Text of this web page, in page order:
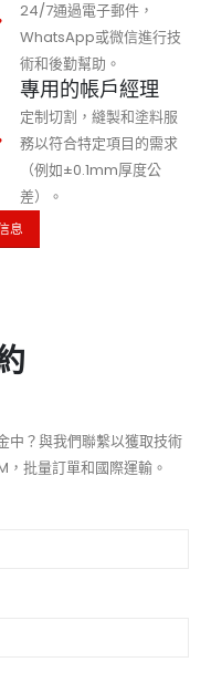
24/7通過電子郵件，
WhatsApp或微信進行技
術和後勤幫助。
專用的帳戶經理
定制切割，縫製和塗料服
務以符合特定項目的需求
（例如±0.1mm厚度公
差）。
息
中？與我們聯繫以獲取技術
批量訂單和國際運輸。